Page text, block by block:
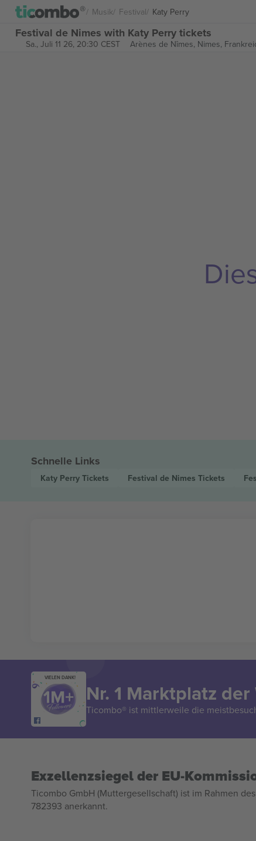
Musik Festival Katy Perry
Festival de Nimes with Katy Perry tickets
Sa., Juli 11 26, 20:30 CEST Arènes de Nîmes, Nimes,
Schnelle Links
Katy Perry Tickets Festival de Nimes Tickets
VIELEN DANK!
Nr. 1 Marktplatz der
Ticombo® ist mittlerweile die
Exzellenzsiegel der EU-
Ticombo GmbH (Muttergesellschaft) ist im Rahmen
782393 anerkannt.